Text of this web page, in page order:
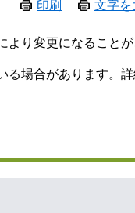
印刷 文字を
より変更になること
場合があります。